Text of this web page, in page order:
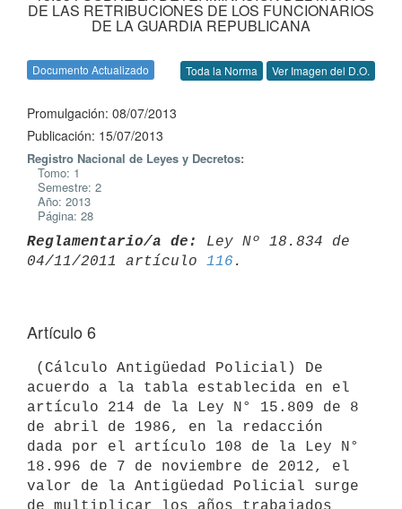
DE LAS RETRIBUCIONES DE LOS FUNCIONARIOS
DE LA GUARDIA REPUBLICANA
Documento Actualizado Toda la Norma Ver Imagen del D.O.
Promulgación: 08/07/2013
Publicación: 15/07/2013
Registro Nacional de Leyes y Decretos:
Tomo: 1
Semestre: 2
Año: 2013
Página: 28
Reglamentario/a de:
Ley Nº 18.834 de
04/11/2011 artículo 116
Artículo 6
acuerdo a la tabla establecida en el
artículo 214 de la Ley N° 15.809 de 8
de abril de 1986, en la redacción
dada por el artículo 108 de la Ley N°
18.996 de 7 de noviembre de 2012, el
valor de la Antigüedad Policial surge